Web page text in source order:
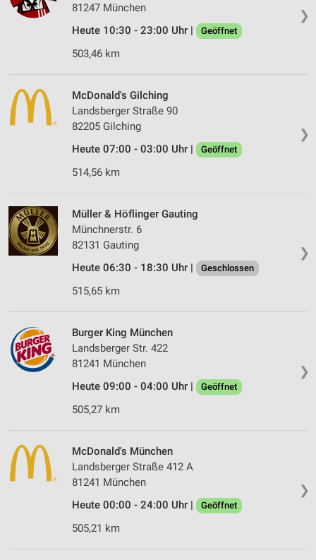
❯
81247 München
Heute 10:30 - 23:00 Uhr |
Geöffnet
503,46 km
❯
McDonald's Gilching
Landsberger Straße 90
82205 Gilching
Heute 07:00 - 03:00 Uhr |
Geöffnet
514,56 km
❯
Müller & Höflinger Gauting
Münchnerstr. 6
82131 Gauting
Heute 06:30 - 18:30 Uhr |
Geschlossen
515,65 km
❯
Burger King München
Landsberger Str. 422
81241 München
Heute 09:00 - 04:00 Uhr |
Geöffnet
505,27 km
❯
McDonald's München
Landsberger Straße 412 A
81241 München
Heute 00:00 - 24:00 Uhr |
Geöffnet
505,21 km